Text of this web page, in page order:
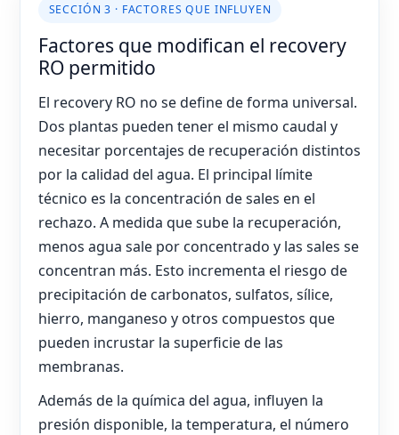
SECCIÓN 3 · FACTORES QUE INFLUYEN
Factores que modifican el recovery
RO permitido
El recovery RO no se define de forma universal.
Dos plantas pueden tener el mismo caudal y
necesitar porcentajes de recuperación distintos
por la calidad del agua. El principal límite
técnico es la concentración de sales en el
rechazo. A medida que sube la recuperación,
menos agua sale por concentrado y las sales se
concentran más. Esto incrementa el riesgo de
precipitación de carbonatos, sulfatos, sílice,
hierro, manganeso y otros compuestos que
pueden incrustar la superficie de las
membranas.
Además de la química del agua, influyen la
presión disponible, la temperatura, el número